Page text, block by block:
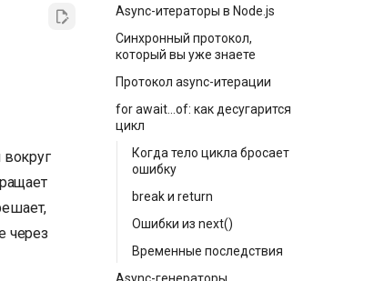
Async-итераторы в Node.js
Синхронный протокол,
который вы уже знаете
Протокол async-итерации
for await...of: как десугарится
цикл
Когда тело цикла бросает
ошибку
break и return
Ошибки из next()
Временные последствия
через